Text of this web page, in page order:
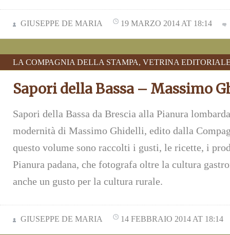
GIUSEPPE DE MARIA 19 MARZO 2014 AT 18:14
LA COMPAGNIA DELLA STAMPA, VETRINA
Sapori della Bassa – Massimo
Sapori della Bassa da Brescia alla Pianura
modernità di Massimo Ghidelli, edito dalla
questo volume sono raccolti i gusti, le ricette, i
Pianura padana, che fotografa oltre la cultura
anche un gusto per la cultura rurale.
GIUSEPPE DE MARIA 14 FEBBRAIO 2014 AT 18:14